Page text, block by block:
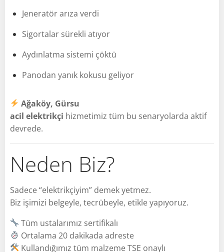
Jeneratör arıza verdi
Sigortalar sürekli atıyor
Aydınlatma sistemi çöktü
Panodan yanık kokusu geliyor
Ağaköy, Gürsu
acil elektrikçi hizmetimiz tüm bu senaryolarda aktif
devrede.
Neden Biz?
Sadece “elektrikçiyim” demek yetmez.
Biz işimizi belgeyle, tecrübeyle, etikle yapıyoruz.
Tüm ustalarımız sertifikalı
Ortalama 20 dakikada adreste
Kullandığımız tüm malzeme TSE onaylı